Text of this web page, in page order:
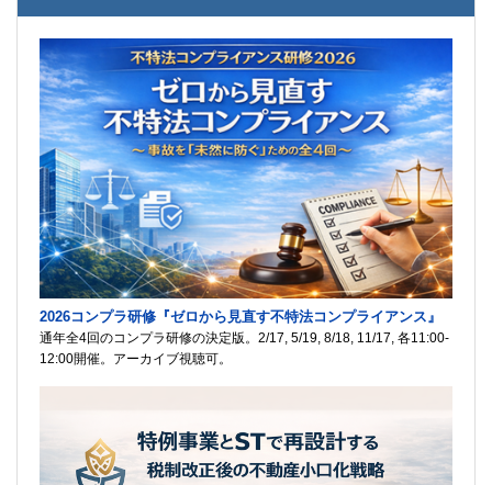
2026コンプラ研修『ゼロから見直す不特法コンプライアンス』
通年全4回のコンプラ研修の決定版。2/17, 5/19, 8/18, 11/17, 各11:00-
12:00開催。アーカイブ視聴可。